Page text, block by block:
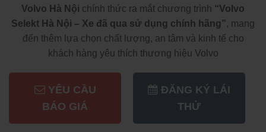
Volvo Hà Nội chính thức ra mắt chương trình “Volvo
Selekt Hà Nội – Xe đã qua sử dụng chính hãng”, mang
đến thêm lựa chọn chất lượng, an tâm và kinh tế cho
khách hàng yêu thích thương hiệu Volvo
YÊU CẦU
BÁO GIÁ
ĐĂNG KÝ LÁI
THỬ